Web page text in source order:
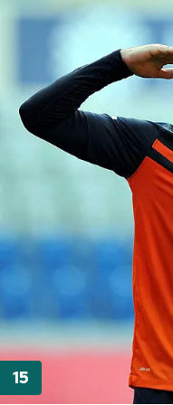
Sitemizde kendimize
kullanılmaktadır. Bu
verileriniz işlenmekte
toplumu hizmetlerinin
kullanılmaktadır. Diğer
kılınması ve
reklam/pazarlama
sınırlı olarak açık
Çerezlere ilişkin
vasıtasıyla
için Ayarlar butonuna
ziyaret
6698 sayılı Kişisel
hazırlanmış
ilgili mevzuata uygun
almak için lütfen